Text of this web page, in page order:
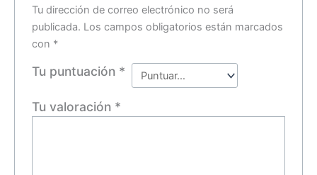
Tu dirección de correo electrónico no será
publicada. Los campos obligatorios están marcados
con *
Tu puntuación *
Tu valoración *